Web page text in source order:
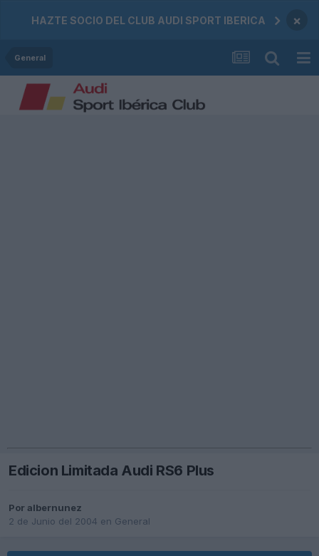
HAZTE SOCIO DEL CLUB AUDI SPORT IBERICA ×
General
Edicion Limitada Audi RS6 Plus
Por albernunez
2 de Junio del 2004 en General